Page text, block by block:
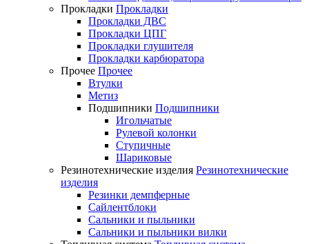
Прокладки Прокладки
Прокладки ДВС
Прокладки ЦПГ
Прокладки глушителя
Прокладки карбюратора
Прочее Прочее
Втулки
Метиз
Подшипники Подшипники
Игольчатые
Рулевой колонки
Ступичные
Шариковые
Резинотехнические изделия Резинотехнические
изделия
Резинки демпферные
Сайлентблоки
Сальники и пыльники
Сальники и пыльники вилки